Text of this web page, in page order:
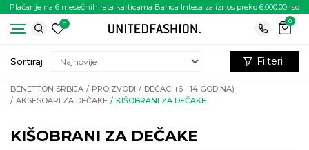
Plaćanje na 6 mesečnih rata karticama Banca Intesa za iznos preko 6.000.00 rsd
0
0
BENETTON SRBIJA PROIZVODI
DEČACI (6 - 14 GODINA)
AKSESOARI ZA DEČAKE
KIŠOBRANI ZA DEČAKE
KIŠOBRANI ZA DEČAKE
Sortiraj Filteri